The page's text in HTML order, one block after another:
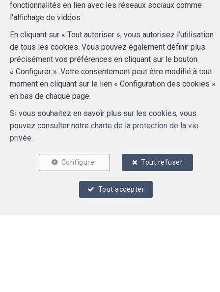
1 190 €
2 2 76 m²
Rez-de-chaussée à louer
fonctionnalités en lien avec les réseaux sociaux comme
l’affichage de vidéos.
En cliquant sur « Tout autoriser », vous autorisez l’utilisation
de tous les cookies. Vous pouvez également définir plus
précisément vos préférences en cliquant sur le bouton
« Configurer ». Votre consentement peut être modifié à tout
moment en cliquant sur le lien « Configuration des cookies »
en bas de chaque page.
Si vous souhaitez en savoir plus sur les cookies, vous
pouvez consulter notre charte de la protection de la vie
privée.
Configurer Tout refuser
Tout accepter